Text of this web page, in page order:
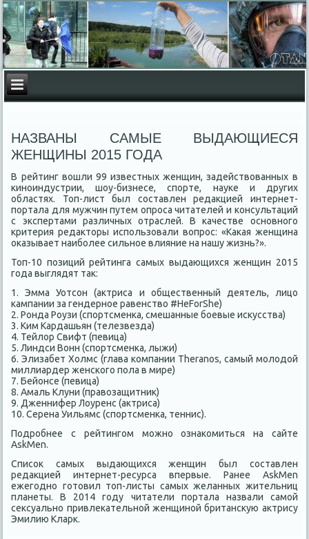
НАЗВАНЫ САМЫЕ ВЫДАЮЩИЕСЯ
ЖЕНЩИНЫ 2015 ГОДА
В рейтинг вошли 99 известных женщин, задействованных в
киноиндустрии, шоу-бизнесе, спорте, науке и других
областях. Топ-лист был составлен редакцией интернет-
портала для мужчин путем опроса читателей и консультаций
с экспертами различных отраслей. В качестве основного
критерия редакторы использовали вопрос: «Какая женщина
оказывает наиболее сильное влияние на нашу жизнь?».
Топ-10 позиций рейтинга самых выдающихся женщин 2015
года выглядят так:
1. Эмма Уотсон (актриса и общественный деятель, лицо
кампании за гендерное равенство #HeForShe)
2. Ронда Роузи (спортсменка, смешанные боевые искусства)
3. Ким Кардашьян (телезвезда)
4. Тейлор Свифт (певица)
5. Линдси Вонн (спортсменка, лыжи)
6. Элизабет Холмс (глава компании Theranos, самый молодой
миллиардер женского пола в мире)
7. Бейонсе (певица)
8. Амаль Клуни (правозащитник)
9. Дженнифер Лоуренс (актриса)
10. Серена Уильямс (спортсменка, теннис).
Подробнее с рейтингом можно ознакомиться на сайте
AskMen.
Список самых выдающихся женщин был составлен
редакцией интернет-ресурса впервые. Ранее AskMen
ежегодно готовил топ-листы самых желанных жительниц
планеты. В 2014 году читатели портала назвали самой
сексуально привлекательной женщиной британскую актрису
Эмилию Кларк.